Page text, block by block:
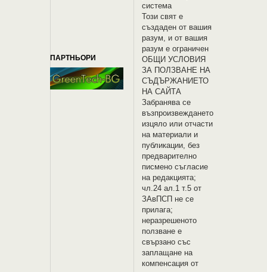
система
Този свят е
създаден от вашия
разум, и от вашия
разум е ограничен
ПАРТНЬОРИ
OБЩИ УСЛОВИЯ
ЗА ПОЛЗВАНЕ НА
СЪДЪРЖАНИЕТО
НА САЙТА
Забранява се
възпроизвеждането
изцяло или отчасти
на материали и
публикации, без
предварително
писмено съгласие
на редакцията;
чл.24 ал.1 т.5 от
ЗАвПСП не се
прилага;
неразрешеното
ползване е
свързано със
заплащане на
компенсация от